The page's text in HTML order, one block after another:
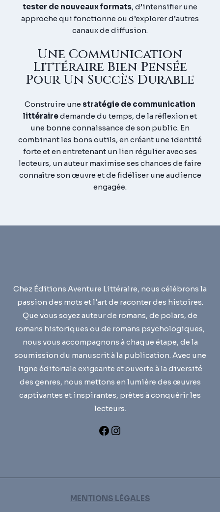
tester de nouveaux formats, d’intensifier une
approche qui fonctionne ou d’explorer d’autres
canaux de diffusion.
Une Communication
Littéraire Bien Pensée
Pour Un Succès Durable
Construire une stratégie de communication
littérairedemande du temps, de la réflexion et
une bonne connaissance de son public. En
combinant les bons outils, en créant une identité
forte et en entretenant un lien régulier avec ses
lecteurs, un auteur maximise ses chances de faire
connaître son œuvre et de fidéliser une audience
engagée.
Chez Éditions Aventure Littéraire, nous célébrons la
passion des mots et l'art de raconter des histoires.
Que vous soyez auteur de romans, de polars, de
romans historiques ou de romans psychologiques,
nous vous accompagnons à chaque étape, de la
soumission du manuscrit à la publication. Avec une
ligne éditoriale exigeante et ouverte à la diversité
des genres, nous mettons en lumière des œuvres
captivantes et inspirantes, prêtes à conquérir les
lecteurs.
MENTIONS LÉGALES